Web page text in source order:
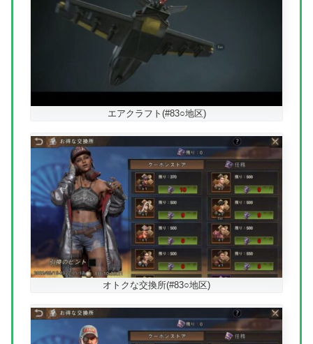
エアクラフト(#83○地区)
オトクな交換所(#83○地区)